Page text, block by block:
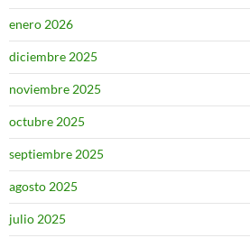
enero 2026
diciembre 2025
noviembre 2025
octubre 2025
septiembre 2025
agosto 2025
julio 2025